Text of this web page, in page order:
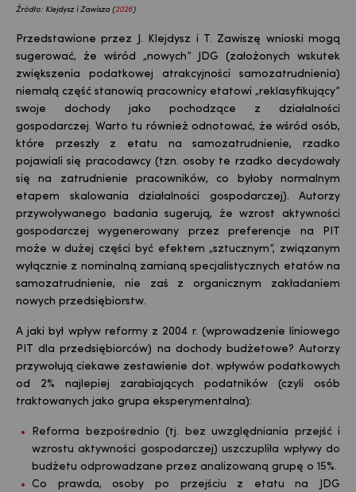
Źródło: Klejdysz i Zawisza (2026)
Przedstawione przez J. Klejdysz i T. Zawiszę wnioski mogą
sugerować, że wśród „nowych” JDG (założonych wskutek
zwiększenia podatkowej atrakcyjności samozatrudnienia)
niemałą część stanowią pracownicy etatowi „reklasyfikujący”
swoje dochody jako pochodzące z działalności
gospodarczej. Warto tu również odnotować, że wśród osób,
które przeszły z etatu na samozatrudnienie, rzadko
pojawiali się pracodawcy (tzn. osoby te rzadko decydowały
się na zatrudnienie pracowników, co byłoby normalnym
etapem skalowania działalności gospodarczej). Autorzy
przywoływanego badania sugerują, że wzrost aktywności
gospodarczej wygenerowany przez preferencje na PIT
może w dużej części być efektem „sztucznym”, związanym
wyłącznie z nominalną zamianą specjalistycznych etatów na
samozatrudnienie, nie zaś z organicznym zakładaniem
nowych przedsiębiorstw.
A jaki był wpływ reformy z 2004 r. (wprowadzenie liniowego
PIT dla przedsiębiorców) na dochody budżetowe? Autorzy
przywołują ciekawe zestawienie dot. wpływów podatkowych
od 2% najlepiej zarabiających podatników (czyli osób
traktowanych jako grupa eksperymentalna):
Reforma bezpośrednio (tj. bez uwzględniania przejść i
wzrostu aktywności gospodarczej) uszczupliła wpływy do
budżetu odprowadzane przez analizowaną grupę o 15%.
Co prawda, osoby po przejściu z etatu na JDG